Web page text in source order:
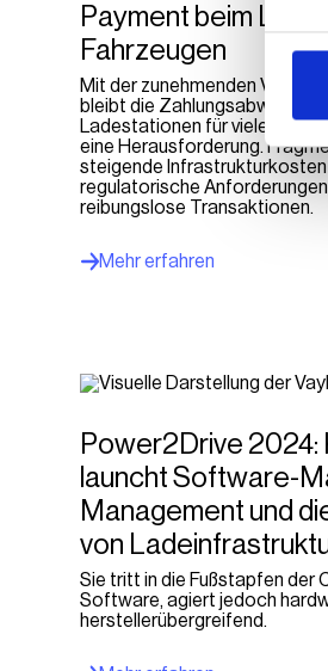
Payment beim
Fahrzeugen
Mit der zunehmenden
bleibt die
Ladestationen für viele
eine Herausforderung.
steigende
regulatorische
reibungslose Transaktionen.
Mehr erfahren
Power2Drive 2024:
launcht Software-
Management und
von
Sie tritt in die Fußstapfen der
Software, agiert jedoch
herstellerübergreifend.